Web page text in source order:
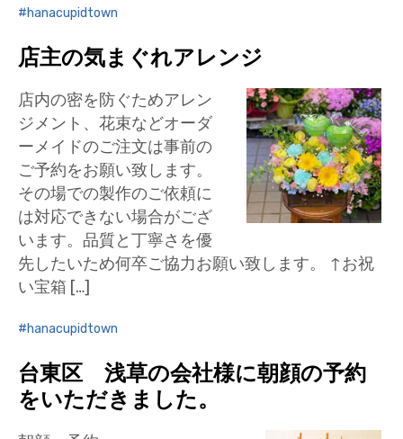
hanacupidtown
店主の気まぐれアレンジ
店内の密を防ぐためアレン
ジメント、花束などオーダ
ーメイドのご注文は事前の
ご予約をお願い致します。
その場での製作のご依頼に
は対応できない場合がござ
います。品質と丁寧さを優
先したいため何卒ご協力お願い致します。 ↑お祝
い宝箱 […]
hanacupidtown
台東区 浅草の会社様に朝顔の予約
をいただきました。